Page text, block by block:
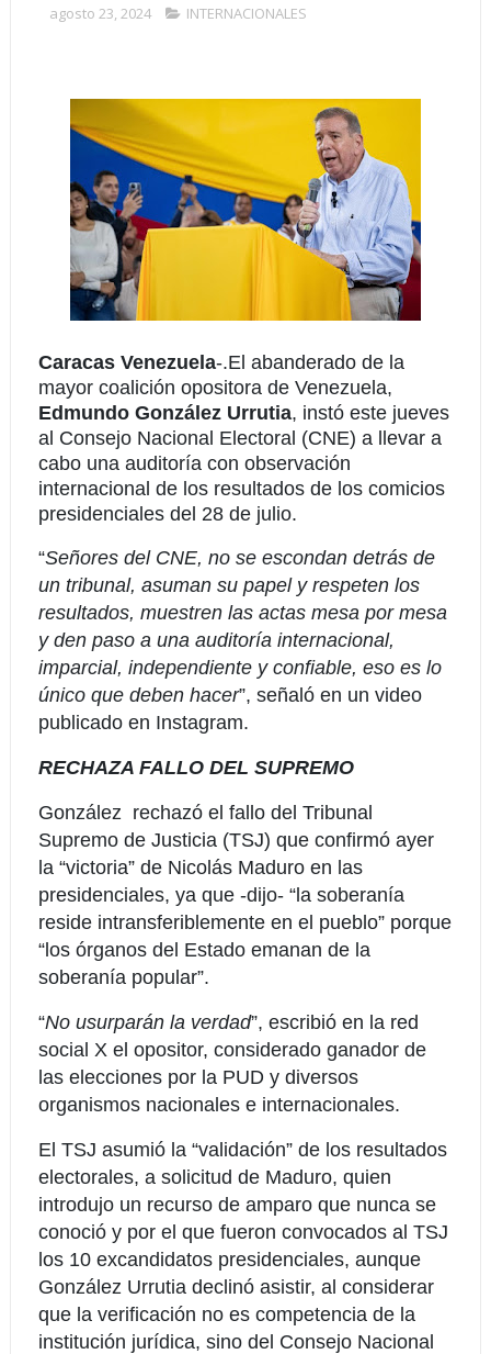
agosto 23, 2024 INTERNACIONALES
Caracas Venezuela-.El abanderado de la
mayor coalición opositora de Venezuela,
Edmundo González Urrutia, instó este jueves
al Consejo Nacional Electoral (CNE) a llevar a
cabo una auditoría con observación
internacional de los resultados de los comicios
presidenciales del 28 de julio.
“Señores del CNE, no se escondan detrás de
un tribunal, asuman su papel y respeten los
resultados, muestren las actas mesa por mesa
y den paso a una auditoría internacional,
imparcial, independiente y confiable, eso es lo
único que deben hacer”, señaló en un video
publicado en Instagram.
RECHAZA FALLO DEL SUPREMO
González rechazó el fallo del Tribunal
Supremo de Justicia (TSJ) que confirmó ayer
la “victoria” de Nicolás Maduro en las
presidenciales, ya que -dijo- “la soberanía
reside intransferiblemente en el pueblo” porque
“los órganos del Estado emanan de la
soberanía popular”.
“No usurparán la verdad”, escribió en la red
social X el opositor, considerado ganador de
las elecciones por la PUD y diversos
organismos nacionales e internacionales.
El TSJ asumió la “validación” de los resultados
electorales, a solicitud de Maduro, quien
introdujo un recurso de amparo que nunca se
conoció y por el que fueron convocados al TSJ
los 10 excandidatos presidenciales, aunque
González Urrutia declinó asistir, al considerar
que la verificación no es competencia de la
institución jurídica, sino del Consejo Nacional